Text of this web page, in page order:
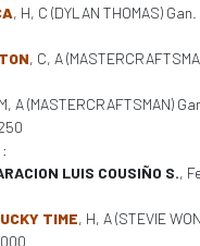
, H, C (DYLAN THOMAS)
, C, A
A (MASTERCRAFTSMAN)
LUIS COUSIÑO S.,
TIME, H, A (STEVIE